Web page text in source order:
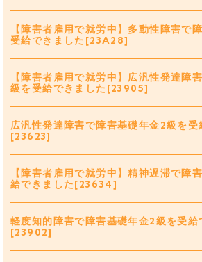
【障害者雇用で就労中】多動性障害で
受給できました[23A28]
【障害者雇用で就労中】広汎性発達障
級を受給できました[23905]
広汎性発達障害で障害基礎年金2級を受
[23623]
【障害者雇用で就労中】精神遅滞で障
給できました[23634]
軽度知的障害で障害基礎年金2級を受給
[23902]